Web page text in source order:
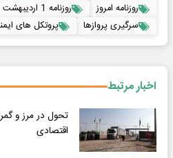
روزنامه امروز
روزنامه 1 اردیبهشت
سرگیری پروازها
پروتکل های
اخبار مرتبط
تحول در مرز و
اقتصادی